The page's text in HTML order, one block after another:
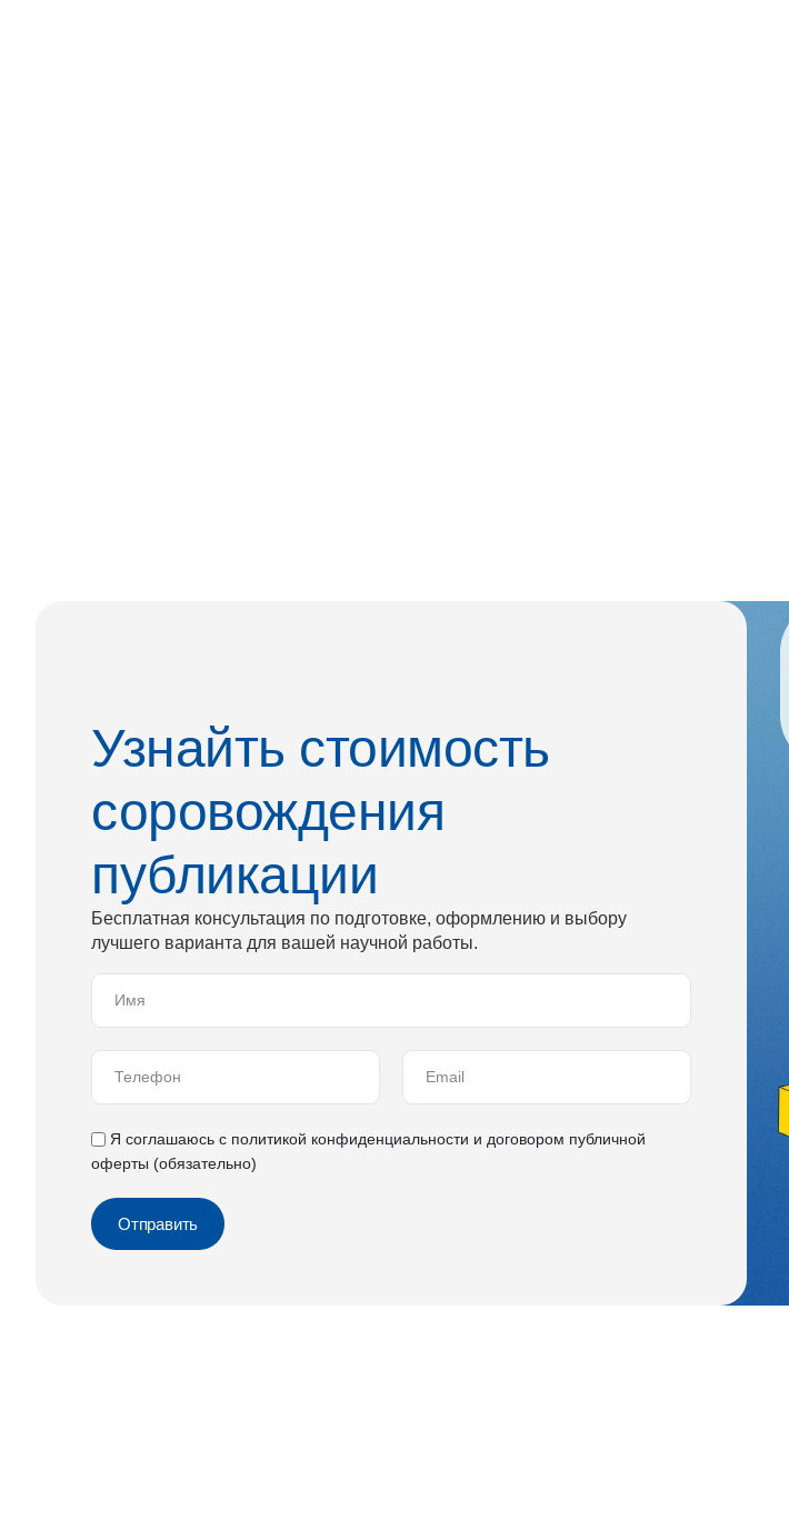
Узнайть стоимость
соровождения
публикации
Бесплатная консультация по подготовке, оформлению и выбору
лучшего варианта для вашей научной работы.
Я соглашаюсь с политикой конфиденциальности и договором публичной
оферты (обязательно)
Отправить